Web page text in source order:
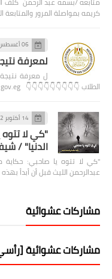
كريمه بمواصلة المرور والمتابعة
06 أغسطس 2022
لمعرفة نتيجة
الطلاب 👇👇👇👇👇👇👇👇👇 https://g12.emis.gov.eg/ وال…
14 أكتوبر 2022
"كي لا
الدنيا" /
"كي لا تتوه يا صاحبي: حكاية
عبدالرحمن الليث قبل أن أبدأ
مشاركات عشوائية
مشاركات عشوائية